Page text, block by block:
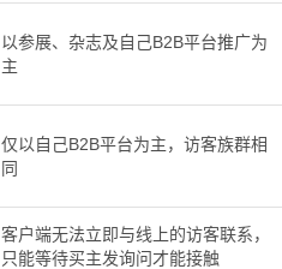
以参展、杂志及自己B2B平台推广为
主
仅以自己B2B平台为主，访客族群相
同
客户端无法立即与线上的访客联系，
只能等待买主发询问才能接触